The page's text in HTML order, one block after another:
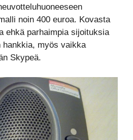
noin 400 euroa. Kovasta
ehkä parhaimpia sijoituksia
hankkia, myös vaikka
Skypeä.